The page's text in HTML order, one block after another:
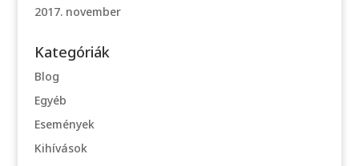
2017. november
Kategóriák
Blog
Egyéb
Események
Kihívások